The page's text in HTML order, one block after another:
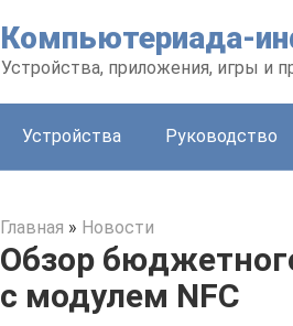
Компьютериада-
Устройства, приложения, игры и
Устройства Руководство
Главная » Новости
Обзор
с модулем NFC